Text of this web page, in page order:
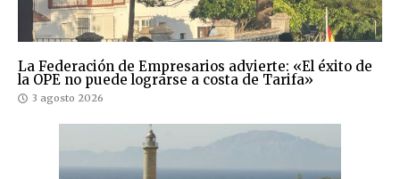
La Federación de Empresarios advierte: «El éxito de
la OPE no puede lograrse a costa de Tarifa»
3 agosto 2026